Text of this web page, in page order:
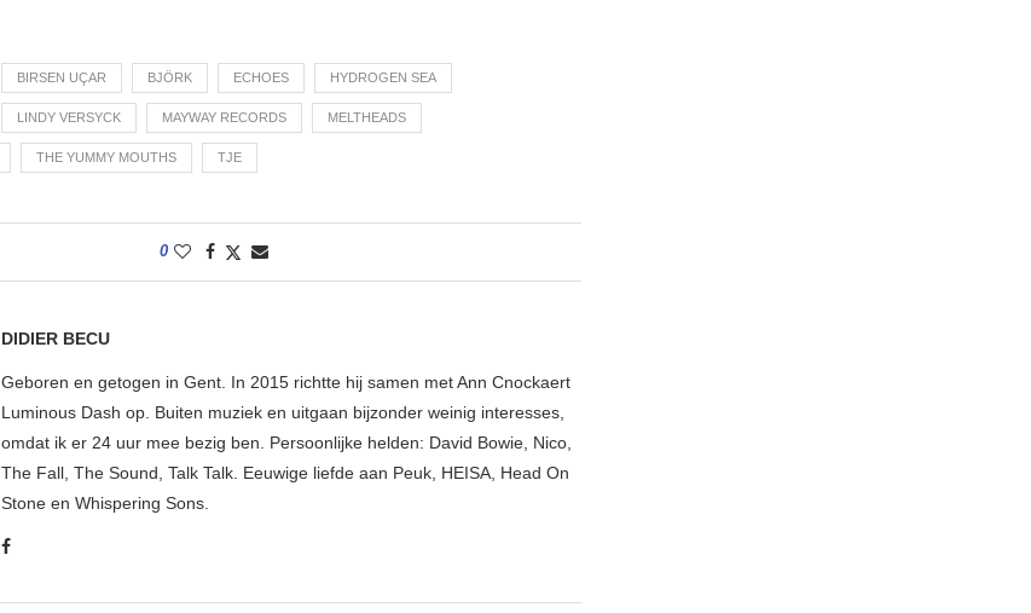
BIRSEN UÇAR BJÖRK ECHOES HYDROGEN SEA
LINDY VERSYCK MAYWAY RECORDS MELTHEADS
THE YUMMY MOUTHS TJE
0
DIDIER BECU
Geboren en getogen in Gent. In 2015 richtte hij samen met Ann Cnockaert
Luminous Dash op. Buiten muziek en uitgaan bijzonder weinig interesses,
omdat ik er 24 uur mee bezig ben. Persoonlijke helden: David Bowie, Nico,
The Fall, The Sound, Talk Talk. Eeuwige liefde aan Peuk, HEISA, Head On
Stone en Whispering Sons.